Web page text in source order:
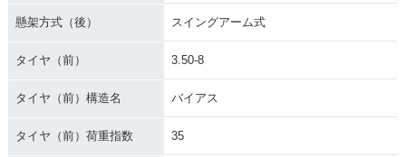
懸架方式（後） スイングアーム式
タイヤ（前） 3.50-8
タイヤ（前）構造名 バイアス
タイヤ（前）荷重指数 35